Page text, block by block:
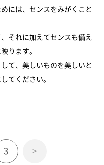
には、センスをみがくこと
それに加えてセンスも備え
ります。
て、美しいものを美しいと
てください。
3 >